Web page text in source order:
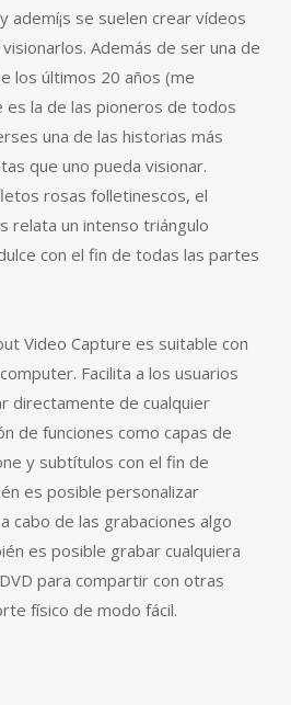
ademí¡s se suelen crear vídeos
Además de ser una de
los últimos 20 años (me
es la de las pioneros de todos
una de las historias más
que uno pueda visionar.
rosas folletinescos, el
relata un intenso triángulo
con el fin de todas las partes
Video Capture es suitable con
Facilita a los usuarios
directamente de cualquier
de funciones como capas de
y subtítulos con el fin de
es posible personalizar
cabo de las grabaciones algo
es posible grabar cualquiera
para compartir con otras
físico de modo fácil.